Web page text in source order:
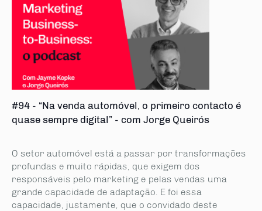
#94 - “Na venda automóvel, o primeiro contacto é
quase sempre digital” - com Jorge Queirós
O setor automóvel está a passar por transformações
profundas e muito rápidas, que exigem dos
responsáveis pelo marketing e pelas vendas uma
grande capa­cidade de adaptação. E foi essa
capacidade, justamente, que o convidado deste